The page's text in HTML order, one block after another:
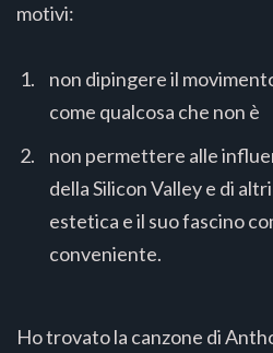
motivi:
non dipingere il
come qualcosa che non è
non permettere alle
della Silicon Valley e di
estetica e il suo fascino
conveniente.
Ho trovato la canzone di